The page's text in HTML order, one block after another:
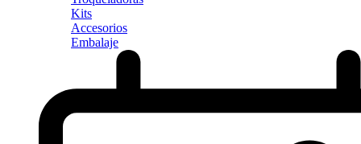
Kits
Accesorios
Embalaje